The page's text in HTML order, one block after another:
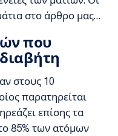
στο άρθρο μας…
που
στους 10
παρατηρείται
επίσης τα
85% των ατόμων